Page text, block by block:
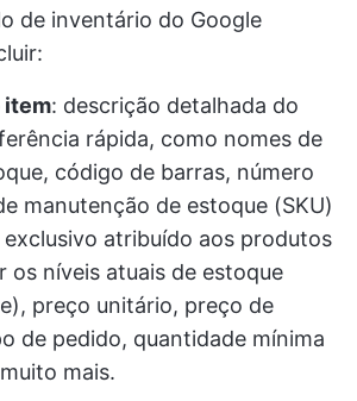
de inventário do Google
item: descrição detalhada do
rápida, como nomes de
código de barras, número
manutenção de estoque (SKU)
exclusivo atribuído aos produtos
os níveis atuais de estoque
preço unitário, preço de
de pedido, quantidade mínima
mais.